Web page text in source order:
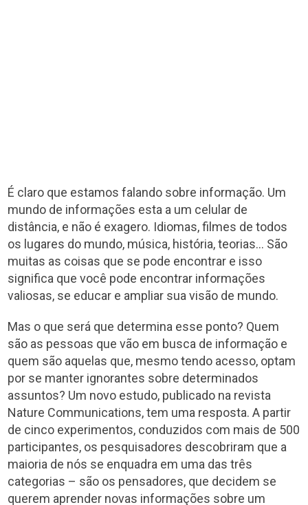
É claro que estamos falando sobre informação. Um
mundo de informações esta a um celular de
distância, e não é exagero. Idiomas, filmes de todos
os lugares do mundo, música, história, teorias… São
muitas as coisas que se pode encontrar e isso
significa que você pode encontrar informações
valiosas, se educar e ampliar sua visão de mundo.
Mas o que será que determina esse ponto? Quem
são as pessoas que vão em busca de informação e
quem são aquelas que, mesmo tendo acesso, optam
por se manter ignorantes sobre determinados
assuntos? Um novo estudo, publicado na revista
Nature Communications, tem uma resposta. A partir
de cinco experimentos, conduzidos com mais de 500
participantes, os pesquisadores descobriram que a
maioria de nós se enquadra em uma das três
categorias – são os pensadores, que decidem se
querem aprender novas informações sobre um